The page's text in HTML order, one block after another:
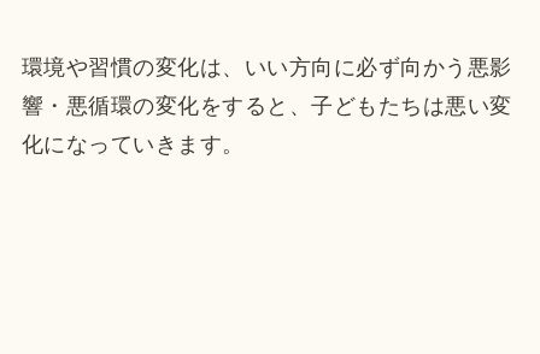
環境や習慣の変化は、いい方向に必ず向かう悪影
響・悪循環の変化をすると、子どもたちは悪い変
化になっていきます。